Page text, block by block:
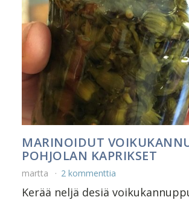
MARINOIDUT
POHJOLAN KAPRIKSET
martta 2 kommenttia
Kerää neljä desiä